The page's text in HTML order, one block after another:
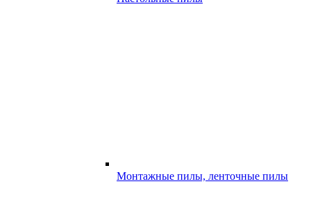
Монтажные пилы, ленточные пилы